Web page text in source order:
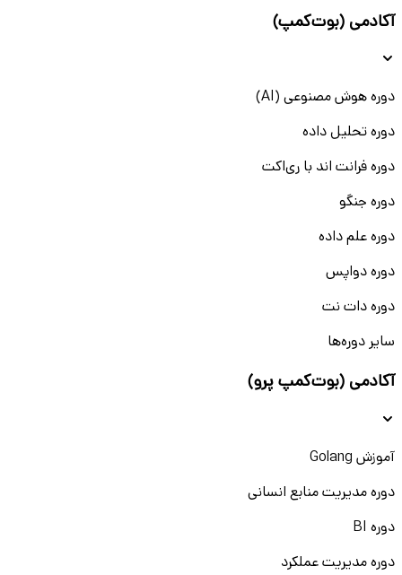
آکادمی (بوت‌کمپ)
دوره هوش مصنوعی (AI)
دوره تحلیل داده
دوره فرانت اند با ری‌اکت
دوره جنگو
دوره علم داده
دوره دواپس
دوره دات نت
سایر دوره‌ها
آکادمی (بوت‌کمپ پرو)
آموزش Golang
دوره مدیریت منابع انسانی
دوره BI
دوره مدیریت عملکرد